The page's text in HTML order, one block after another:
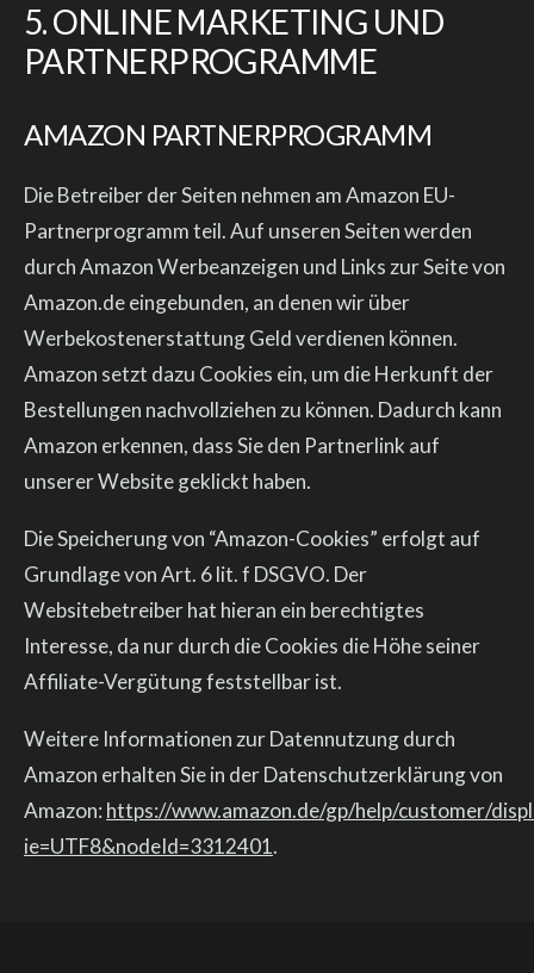
5. ONLINE MARKETING UND
PARTNERPROGRAMME
AMAZON PARTNERPROGRAMM
Die Betreiber der Seiten nehmen am Amazon EU-
Partnerprogramm teil. Auf unseren Seiten werden
durch Amazon Werbeanzeigen und Links zur Seite von
Amazon.de eingebunden, an denen wir über
Werbekostenerstattung Geld verdienen können.
Amazon setzt dazu Cookies ein, um die Herkunft der
Bestellungen nachvollziehen zu können. Dadurch kann
Amazon erkennen, dass Sie den Partnerlink auf
unserer Website geklickt haben.
Die Speicherung von “Amazon-Cookies” erfolgt auf
Grundlage von Art. 6 lit. f DSGVO. Der
Websitebetreiber hat hieran ein berechtigtes
Interesse, da nur durch die Cookies die Höhe seiner
Affiliate-Vergütung feststellbar ist.
Weitere Informationen zur Datennutzung durch
Amazon erhalten Sie in der Datenschutzerklärung von
Amazon:https://www.amazon.de/gp/help/customer/
ie=UTF8&nodeId=3312401.